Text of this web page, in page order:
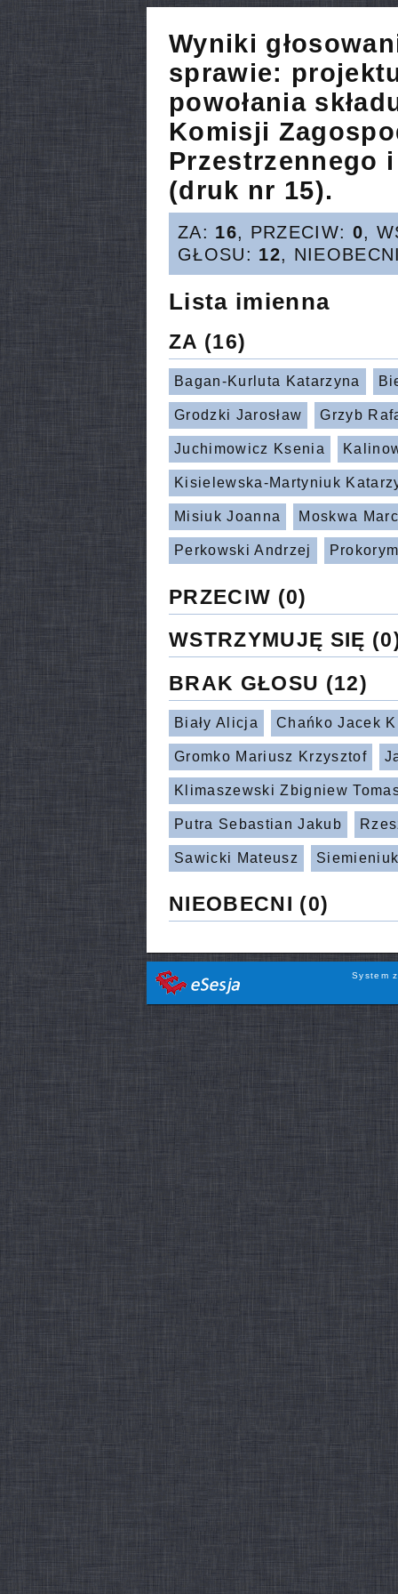
Wyniki
sprawie:
powołania
Komisji
Przestrzennego
(druk nr 15).
ZA: 16, PRZECIW: 0,
GŁOSU: 12,
Lista imienna
ZA (16)
Bagan-Kurluta Katarzyna
Grodzki Jarosław Grzyb
Juchimowicz Ksenia
Kisielewska-Martyniuk
Misiuk Joanna Moskwa
Perkowski Andrzej
PRZECIW (0)
WSTRZYMUJĘ SIĘ
BRAK GŁOSU (12)
Biały Alicja Chańko Jacek
Gromko Mariusz Krzysztof
Klimaszewski Zbigniew
Putra Sebastian Jakub
Sawicki Mateusz
NIEOBECNI (0)
System